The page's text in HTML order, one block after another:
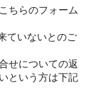
ちらのフォーム
ていないとのご
せについての返
という方は下記